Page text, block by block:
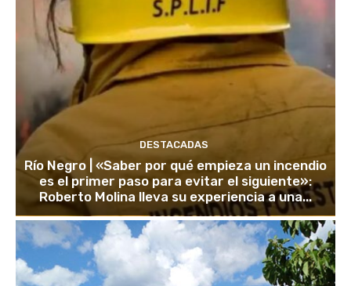
DESTACADAS
Río Negro | «Saber por qué empieza un incendio
es el primer paso para evitar el siguiente»:
Roberto Molina lleva su experiencia a una...